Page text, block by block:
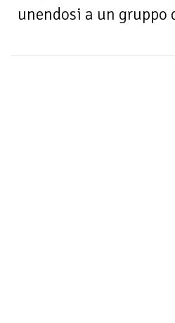
unendosi a un